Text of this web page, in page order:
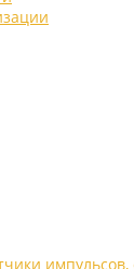
импульсов,